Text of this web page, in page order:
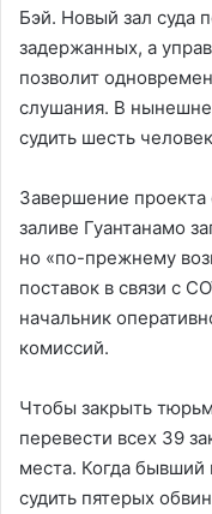
Бэй. Новый зал суда
задержанных, а
позволит
слушания. В
судить шесть
Завершение проекта
заливе Гуантанамо
но «по-прежнему
поставок в связи с
начальник
комиссий.
Чтобы закрыть
перевести всех 39
места. Когда бывший
судить пятерых